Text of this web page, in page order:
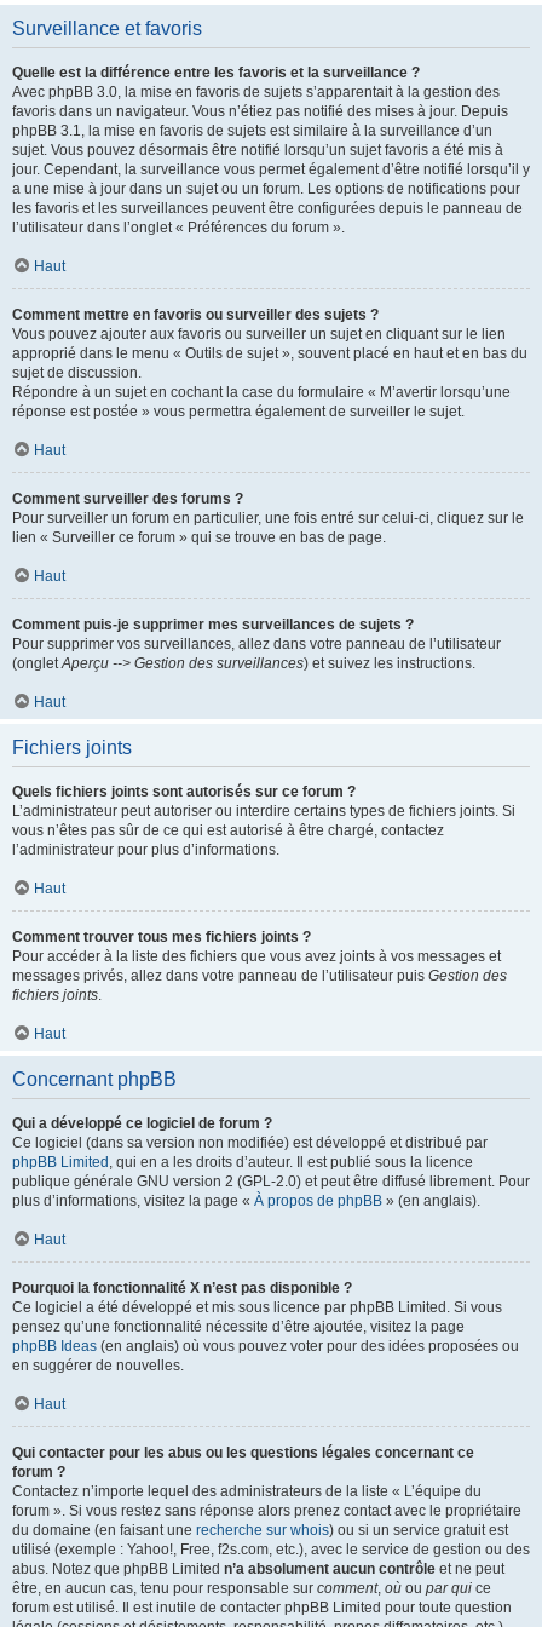
Surveillance et favoris
Quelle est la différence entre les favoris et la surveillance ?
Avec phpBB 3.0, la mise en favoris de sujets s’apparentait à la gestion des
favoris dans un navigateur. Vous n’étiez pas notifié des mises à jour. Depuis
phpBB 3.1, la mise en favoris de sujets est similaire à la surveillance d’un
sujet. Vous pouvez désormais être notifié lorsqu’un sujet favoris a été mis à
jour. Cependant, la surveillance vous permet également d’être notifié lorsqu’il y
a une mise à jour dans un sujet ou un forum. Les options de notifications pour
les favoris et les surveillances peuvent être configurées depuis le panneau de
l’utilisateur dans l’onglet « Préférences du forum ».
Haut
Comment mettre en favoris ou surveiller des sujets ?
Vous pouvez ajouter aux favoris ou surveiller un sujet en cliquant sur le lien
approprié dans le menu « Outils de sujet », souvent placé en haut et en bas du
sujet de discussion.
Répondre à un sujet en cochant la case du formulaire « M’avertir lorsqu’une
réponse est postée » vous permettra également de surveiller le sujet.
Haut
Comment surveiller des forums ?
Pour surveiller un forum en particulier, une fois entré sur celui-ci, cliquez sur le
lien « Surveiller ce forum » qui se trouve en bas de page.
Haut
Comment puis-je supprimer mes surveillances de sujets ?
Pour supprimer vos surveillances, allez dans votre panneau de l’utilisateur
(ongletAperçu --> Gestion des surveillances) et suivez les instructions.
Haut
Fichiers joints
Quels fichiers joints sont autorisés sur ce forum ?
L’administrateur peut autoriser ou interdire certains types de fichiers joints. Si
vous n’êtes pas sûr de ce qui est autorisé à être chargé, contactez
l’administrateur pour plus d’informations.
Haut
Comment trouver tous mes fichiers joints ?
Pour accéder à la liste des fichiers que vous avez joints à vos messages et
messages privés, allez dans votre panneau de l’utilisateur puis Gestion des
fichiers joints.
Haut
Concernant phpBB
Qui a développé ce logiciel de forum ?
Ce logiciel (dans sa version non modifiée) est développé et distribué par
phpBB Limited , qui en a les droits d’auteur. Il est publié sous la licence
publique générale GNU version 2 (GPL-2.0) et peut être diffusé librement. Pour
plus d’informations, visitez la page « À propos de phpBB » (en anglais).
Haut
Pourquoi la fonctionnalité X n’est pas disponible ?
Ce logiciel a été développé et mis sous licence par phpBB Limited. Si vous
pensez qu’une fonctionnalité nécessite d’être ajoutée, visitez la page
phpBB Ideas (en anglais) où vous pouvez voter pour des idées proposées ou
en suggérer de nouvelles.
Haut
Qui contacter pour les abus ou les questions légales concernant ce
forum ?
Contactez n’importe lequel des administrateurs de la liste « L’équipe du
forum ». Si vous restez sans réponse alors prenez contact avec le propriétaire
du domaine (en faisant une recherche sur whois) ou si un service gratuit est
utilisé (exemple : Yahoo!, Free, f2s.com, etc.), avec le service de gestion ou des
abus. Notez que phpBB Limited n’a absolument aucun contrôle et ne peut
être, en aucun cas, tenu pour responsable sur comment, où ou par qui ce
forum est utilisé. Il est inutile de contacter phpBB Limited pour toute question